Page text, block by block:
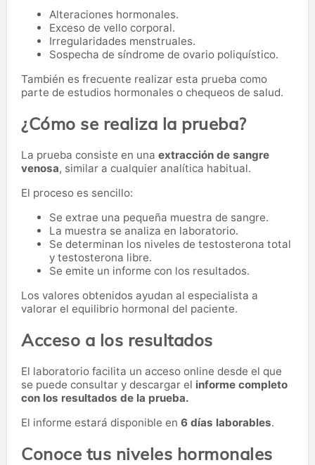
Alteraciones hormonales.
Exceso de vello corporal.
Irregularidades menstruales.
Sospecha de síndrome de ovario poliquístico.
También es frecuente realizar esta prueba como
parte de estudios hormonales o chequeos de salud.
¿Cómo se realiza la prueba?
La prueba consiste en una extracción de sangre
venosa, similar a cualquier analítica habitual.
El proceso es sencillo:
Se extrae una pequeña muestra de sangre.
La muestra se analiza en laboratorio.
Se determinan los niveles de testosterona total
y testosterona libre.
Se emite un informe con los resultados.
Los valores obtenidos ayudan al especialista a
valorar el equilibrio hormonal del paciente.
Acceso a los resultados
El laboratorio facilita un acceso online desde el que
se puede consultar y descargar el informe completo
con los resultados de la prueba.
El informe estará disponible en 6 días laborables.
Conoce tus niveles hormonales